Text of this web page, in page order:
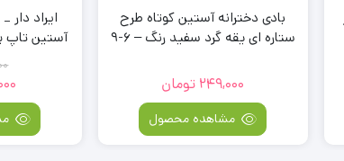
بادی دخترانه آستین کوتاه طرح
ستاره ای یقه گرد سفید رنگ – 6-9
249,000 تومان
مشاهده محصول
ایراد دار
آستین تاپ
گیپور زرد